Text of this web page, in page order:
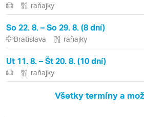
raňajky
So 22. 8. – So 29. 8. (8 dní)
Bratislava raňajky
Ut 11. 8. – Št 20. 8. (10 dní)
raňajky
Všetky termíny a